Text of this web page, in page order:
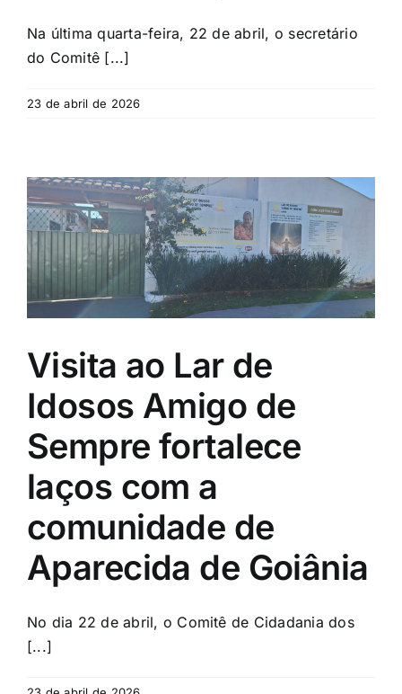
Na última quarta-feira, 22 de abril, o secretário
do Comitê [...]
23 de abril de 2026
Visita ao Lar de
Idosos Amigo de
Sempre fortalece
laços com a
comunidade de
Aparecida de Goiânia
No dia 22 de abril, o Comitê de Cidadania dos
[...]